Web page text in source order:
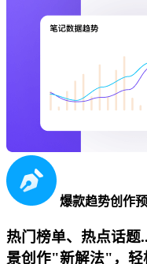
爆款趋势创作
热门榜单、热点话题
景创作"新解法"，轻